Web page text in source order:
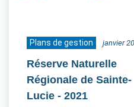
Plans de gestion janvier
Réserve Naturelle
Régionale de Sainte-
Lucie - 2021